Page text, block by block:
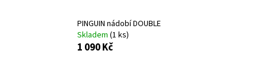
PINGUIN nádobí DOUBLE
Skladem (1 ks)
1 090 Kč